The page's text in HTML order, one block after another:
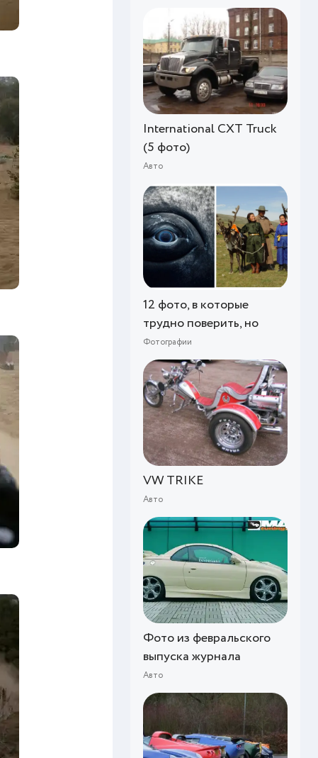
International CXT Truck
(5 фото)
Авто
12 фото, в которые
трудно поверить, но
Фотографии
VW TRIKE
Авто
Фото из февральского
выпуска журнала
Авто